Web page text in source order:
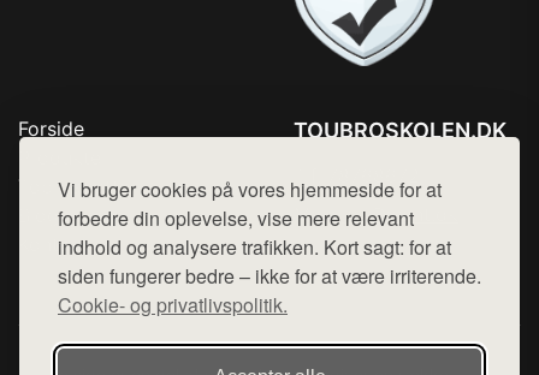
Vi bruger cookies på vores hjemmeside for at
forbedre din oplevelse, vise mere relevant
indhold og analysere trafikken. Kort sagt: for at
siden fungerer bedre – ikke for at være irriterende.
Cookie- og privatlivspolitik.
Forside
Top Rabatter
Blog
Kontakt
TOUBROSKOLEN.DK
Mail: hej@want.dk
Cookie- og privatlivspolitik